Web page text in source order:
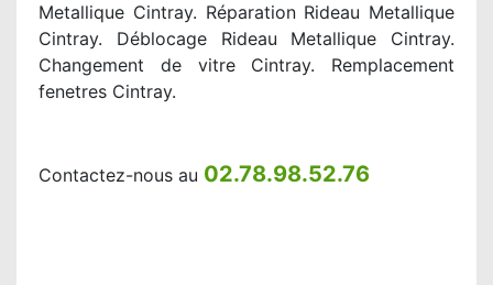
Metallique Cintray. Réparation Rideau Metallique
Cintray. Déblocage Rideau Metallique Cintray.
Changement de vitre Cintray. Remplacement
fenetres Cintray.
Contactez-nous au 02.78.98.52.76